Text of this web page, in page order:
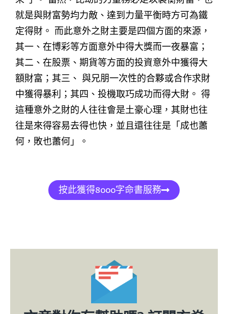
就是與財富勢均力敵、達到力量平衡時方可為鐵
定得財。 而此意外之財主要是四個方面的來源，
其一、在博彩等方面意外中得大獎而一夜暴富；
其二、在股票、期貨等方面的投資意外中獲得大
額財富；其三、 與兄朋一次性的合夥或合作求財
中獲得暴利；其四、投機取巧成功而得大財。 得
這種意外之財的人往往會是土豪心理，其財也往
往是來得容易去得也快，並且還往往是「成也蕭
何，敗也蕭何」。
按此獲得8000字命書服務